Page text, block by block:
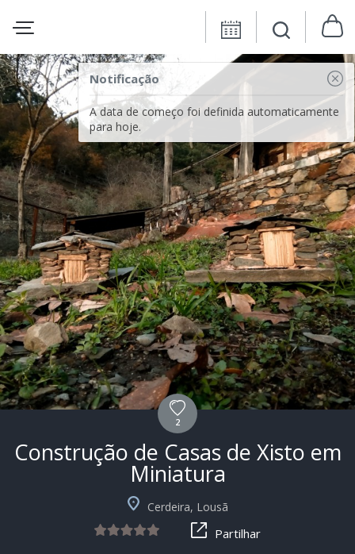
Notificação
A data de começo foi definida automaticamente
para hoje.
2
Construção de Casas de Xisto em
Miniatura
Cerdeira, Lousã
Partilhar